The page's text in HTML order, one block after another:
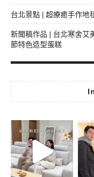
台北景點 | 超療癒手作地
新聞稿作品 | 台北寒舍艾
節特色造型蛋糕